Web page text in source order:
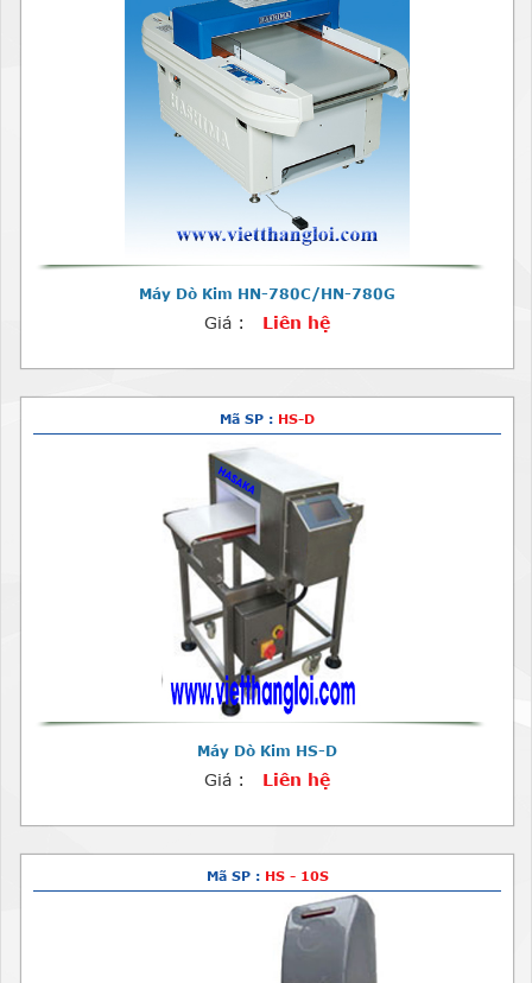
Máy Dò Kim HN-780C/HN-780G
Giá : Liên hệ
Mã SP : HS-D
Máy Dò Kim HS-D
Giá : Liên hệ
Mã SP : HS - 10S